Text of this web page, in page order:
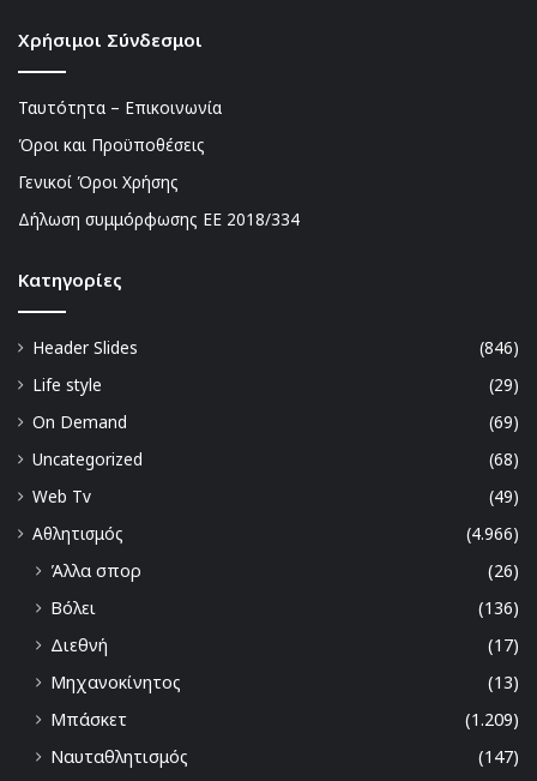
Χρήσιμοι Σύνδεσμοι
Ταυτότητα – Επικοινωνία
Όροι και Προϋποθέσεις
Γενικοί Όροι Χρήσης
Δήλωση συμμόρφωσης ΕΕ 2018/334
Kατηγορίες
Header Slides
(846)
Life style
(29)
On Demand
(69)
Uncategorized
(68)
Web Tv
(49)
Αθλητισμός
(4.966)
Άλλα σπορ
(26)
Βόλει
(136)
Διεθνή
(17)
Μηχανοκίνητος
(13)
Μπάσκετ
(1.209)
Ναυταθλητισμός
(147)